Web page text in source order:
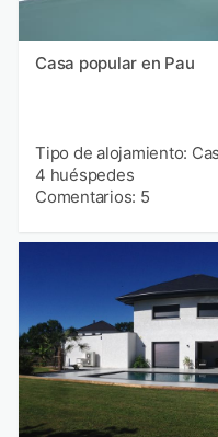
Casa popular en Pau
Tipo de alojamiento:
4 huéspedes
Comentarios: 5